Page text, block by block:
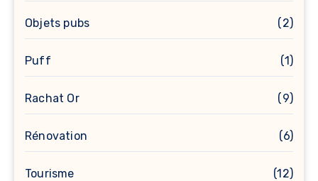
Objets pubs (2)
Puff (1)
Rachat Or (9)
Rénovation (6)
Tourisme (12)